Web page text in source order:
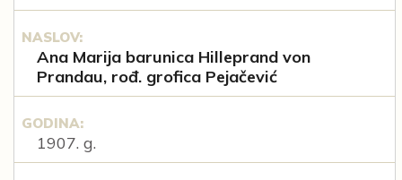
NASLOV:
Ana Marija barunica Hilleprand von
Prandau, rođ. grofica Pejačević
GODINA:
1907. g.